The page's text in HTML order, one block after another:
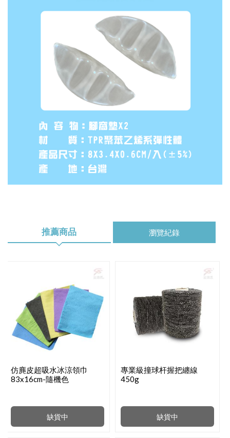
推薦商品 瀏覽紀錄
缺貨中
仿麂皮超吸水冰涼領巾
83x16cm-隨機色
缺貨中
專業級撞球杆握把纏線
450g